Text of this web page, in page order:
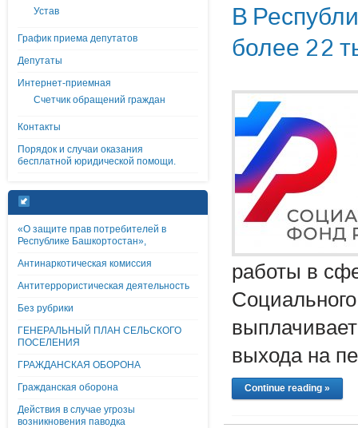
Устав
График приема депутатов
Депутаты
Интернет-приемная
Счетчик обращений граждан
Контакты
Порядок и случаи оказания
бесплатной юридической помощи.
«О защите прав потребителей в
Республике Башкортостан»,
Антинаркотическая комиссия
Антитеррористическая деятельность
Без рубрики
ГЕНЕРАЛЬНЫЙ ПЛАН СЕЛЬСКОГО
ПОСЕЛЕНИЯ
ГРАЖДАНСКАЯ ОБОРОНА
Гражданская оборона
Действия в случае угрозы
возникновения паводка
В
более 22
работы в
выхода на
Continue reading »